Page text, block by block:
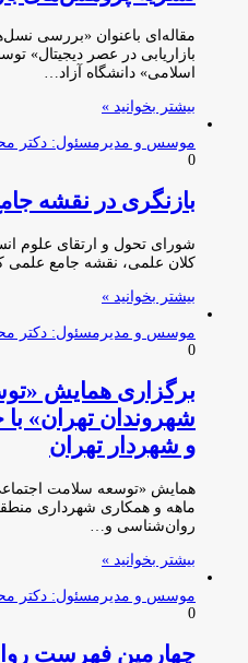
مقاله‌ای باعنوان «بررسی
بازاریابی در عصر دیجیتال»
اسلامی» دانشگاه آزاد…
بیشتر بخوانید »
موسس و مدیرمسئول: دکتر
0
بازنگری در نقشه
شورای تحول و ارتقای علوم
کلان علمی، نقشه جامع علمی
بیشتر بخوانید »
موسس و مدیرمسئول: دکتر
0
برگزاری همایش
شهروندان تهران»
و شهردار تهران
همایش «توسعه سلامت
روان‌شناسی و…
بیشتر بخوانید »
موسس و مدیرمسئول: دکتر
0
چهارمین فهرست